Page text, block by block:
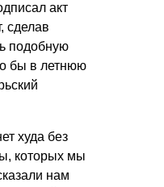
акт
сделав
подобную
бы в летнюю
худа без
которых мы
нам